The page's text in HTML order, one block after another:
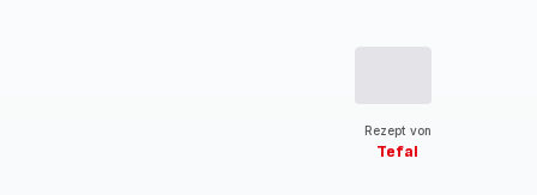
Rezept von
Tefal